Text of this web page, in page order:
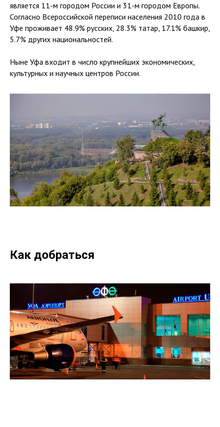
является 11-м городом России и 31-м городом Европы.
Согласно Всероссийской переписи населения 2010 года в
Уфе проживает 48.9% русских, 28.3% татар, 17.1% башкир,
5.7% других национальностей.
Ныне Уфа входит в число крупнейших экономических,
культурных и научных центров России.
Как добраться